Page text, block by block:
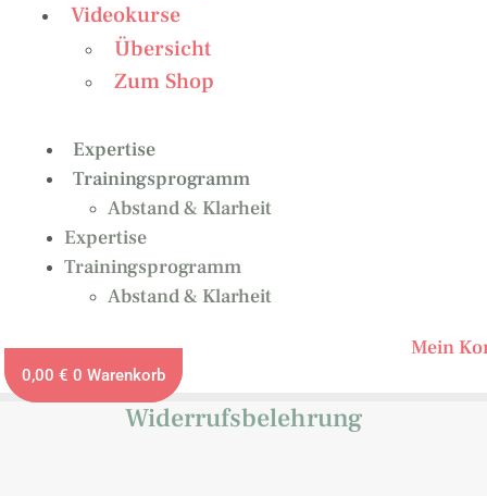
Videokurse
Übersicht
Zum Shop
Expertise
Trainingsprogramm
Abstand & Klarheit
Expertise
Trainingsprogramm
Abstand & Klarheit
Mein
0,00€ 0 Warenkorb
Widerrufsbelehrung